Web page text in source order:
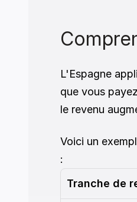
L'Espagne
que vous
le revenu
Voici un
:
Tranche de